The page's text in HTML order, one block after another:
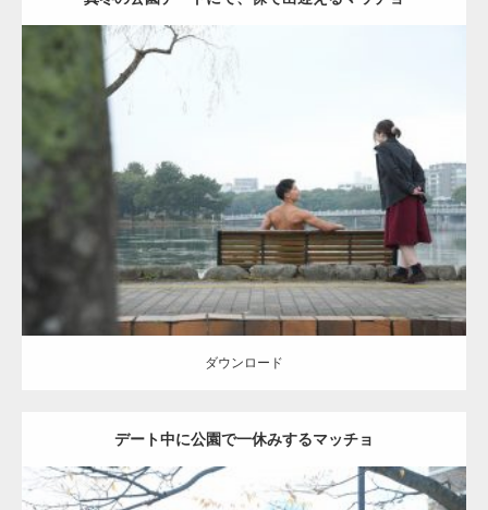
公園のマッチョ AKIHITO(細マッチョ) 背中
ダウンロード
ダウンロード
デート中に公園で一休みするマッチョ